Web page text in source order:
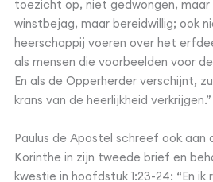
toezicht op, niet gedwongen, maar
winstbejag, maar bereidwillig; ook
heerschappij voeren over het
als mensen die voorbeelden voor
En als de Opperherder verschijnt,
krans van de heerlijkheid verkrijgen.”
Paulus de Apostel schreef ook aan
Korinthe in zijn tweede brief en
kwestie in hoofdstuk 1:23-24: “En